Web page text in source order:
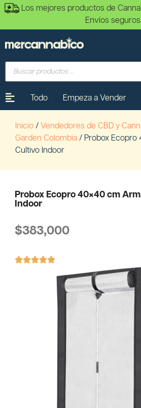
Los mejores productos de
Envíos
Todo Empeza a Vender
Inicio / Vendedores de CBD y
Garden Colombia / Probox Ecopro
Cultivo Indoor
Probox Ecopro 40×40 cm
Indoor
$383,000
